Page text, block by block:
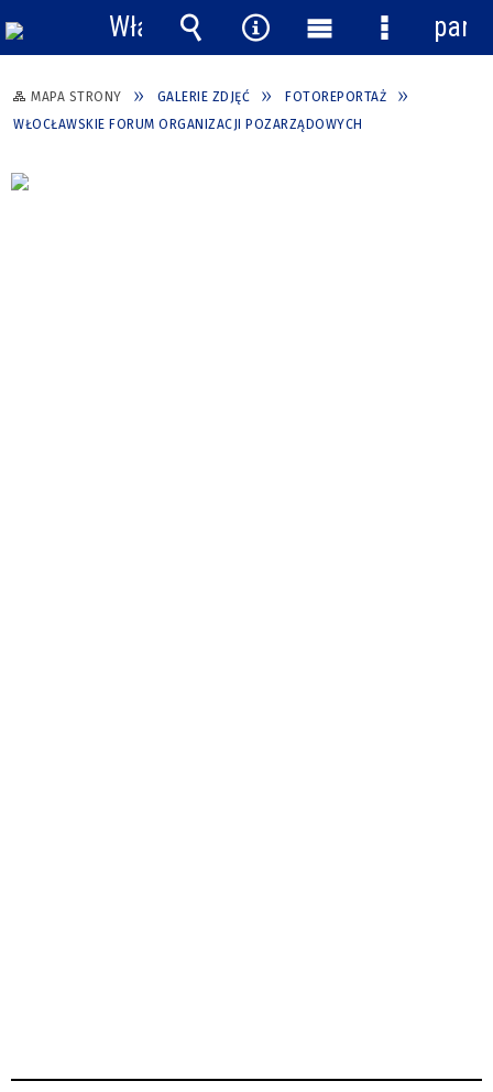
MAPA STRONY GALERIE ZDJĘĆ
FOTOREPORTAŻ
WŁOCŁAWSKIE FORUM ORGANIZACJI POZARZĄDOWYCH
Włącz
powiadomienia
Wyszukiwarka
Narzędzia
Menu
główne
Menu
panel